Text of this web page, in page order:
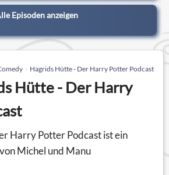
Episoden anzeigen
Hagrids Hütte - Der Harry Potter Podcast
Hütte - Der Harry
Harry Potter Podcast ist ein
Michel und Manu